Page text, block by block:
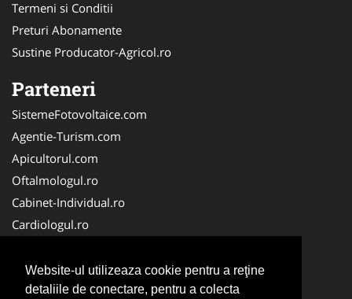
Website-ul utilizeaza cookie pentru a reţine
detaliile de conectare, pentru a colecta
Termeni si Conditii
Preturi Abonamente
Sustine Producator-Agricol.ro
Parteneri
SistemeFotovoltaice.com
Agentie-Turism.com
Apicultorul.com
Oftalmologul.ro
Cabinet-Individual.ro
Cardiologul.ro
CramaVinuri.ro
Centru-Copiere.ro